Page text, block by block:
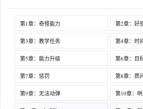
第1章：奇怪能力 第2章：好
第3章：教学任务 第4章：时
第5章：能力升级 第6章：目
第7章：惩罚 第8章：质
第9章：无法动弹 第10章：